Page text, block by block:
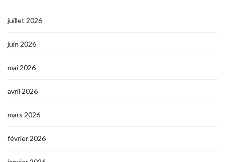
juillet 2026
juin 2026
mai 2026
avril 2026
mars 2026
février 2026